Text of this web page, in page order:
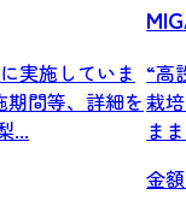
実施していま
期間等、詳細を
梨...
“高
栽
ま
金